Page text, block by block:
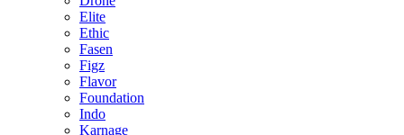
Elite
Ethic
Fasen
Figz
Flavor
Foundation
Indo
Karnage